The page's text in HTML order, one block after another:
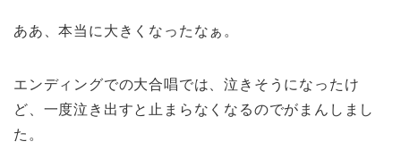
ああ、本当に大きくなったなぁ。
エンディングでの大合唱では、泣きそうになったけ
ど、一度泣き出すと止まらなくなるのでがまんしまし
た。